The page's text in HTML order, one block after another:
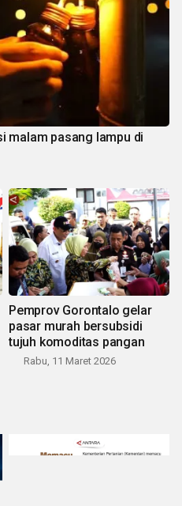
malam pasang lampu di
Pemprov Gorontalo gelar
pasar murah bersubsidi
tujuh komoditas pangan
Rabu, 11 Maret 2026